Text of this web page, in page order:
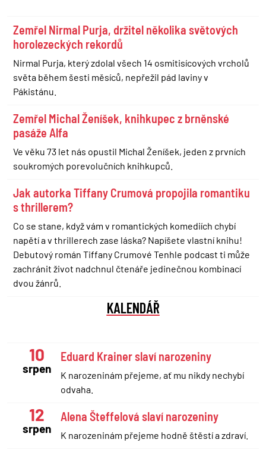
Zemřel Nirmal Purja, držitel několika světových
horolezeckých rekordů
Nirmal Purja, který zdolal všech 14 osmitisícových vrcholů
světa během šesti měsíců, nepřežil pád laviny v
Pákistánu.
Zemřel Michal Ženíšek, knihkupec z brněnské
pasáže Alfa
Ve věku 73 let nás opustil Michal Ženíšek, jeden z prvních
soukromých porevolučních knihkupců.
Jak autorka Tiffany Crumová propojila romantiku
s thrillerem?
Co se stane, když vám v romantických komediích chybí
napětí a v thrillerech zase láska? Napíšete vlastní knihu!
Debutový román Tiffany Crumové Tenhle podcast ti může
zachránit život nadchnul čtenáře jedinečnou kombinací
dvou žánrů.
KALENDÁŘ
10
srpen
Eduard Krainer slaví narozeniny
K narozeninám přejeme, ať mu nikdy nechybí
odvaha.
12
srpen
Alena Šteffelová slaví narozeniny
K narozeninám přejeme hodně štěstí a zdraví.